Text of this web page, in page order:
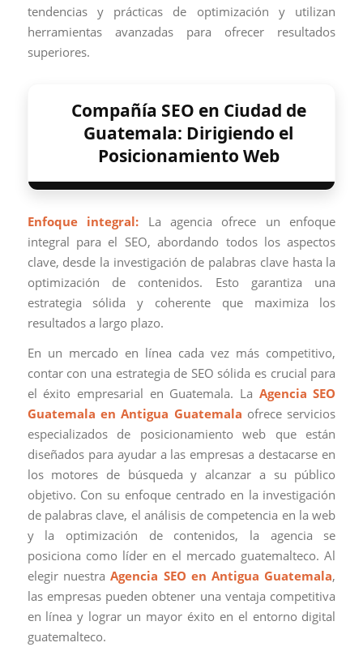
tendencias y prácticas de optimización y utilizan
herramientas avanzadas para ofrecer resultados
superiores.
Compañía SEO en Ciudad de
Guatemala: Dirigiendo el
Posicionamiento Web
Enfoque integral: La agencia ofrece un enfoque
integral para el SEO, abordando todos los aspectos
clave, desde la investigación de palabras clave hasta la
optimización de contenidos. Esto garantiza una
estrategia sólida y coherente que maximiza los
resultados a largo plazo.
En un mercado en línea cada vez más competitivo,
contar con una estrategia de SEO sólida es crucial para
el éxito empresarial en Guatemala. La Agencia SEO
Guatemala en Antigua Guatemala ofrece servicios
especializados de posicionamiento web que están
diseñados para ayudar a las empresas a destacarse en
los motores de búsqueda y alcanzar a su público
objetivo. Con su enfoque centrado en la investigación
de palabras clave, el análisis de competencia en la web
y la optimización de contenidos, la agencia se
posiciona como líder en el mercado guatemalteco. Al
elegir nuestraAgencia SEO en Antigua Guatemala,
las empresas pueden obtener una ventaja competitiva
en línea y lograr un mayor éxito en el entorno digital
guatemalteco.